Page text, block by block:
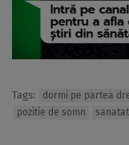
Tags: dormi pe partea
pozitie de somn